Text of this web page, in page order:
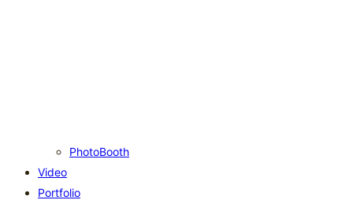
PhotoBooth
Video
Portfolio